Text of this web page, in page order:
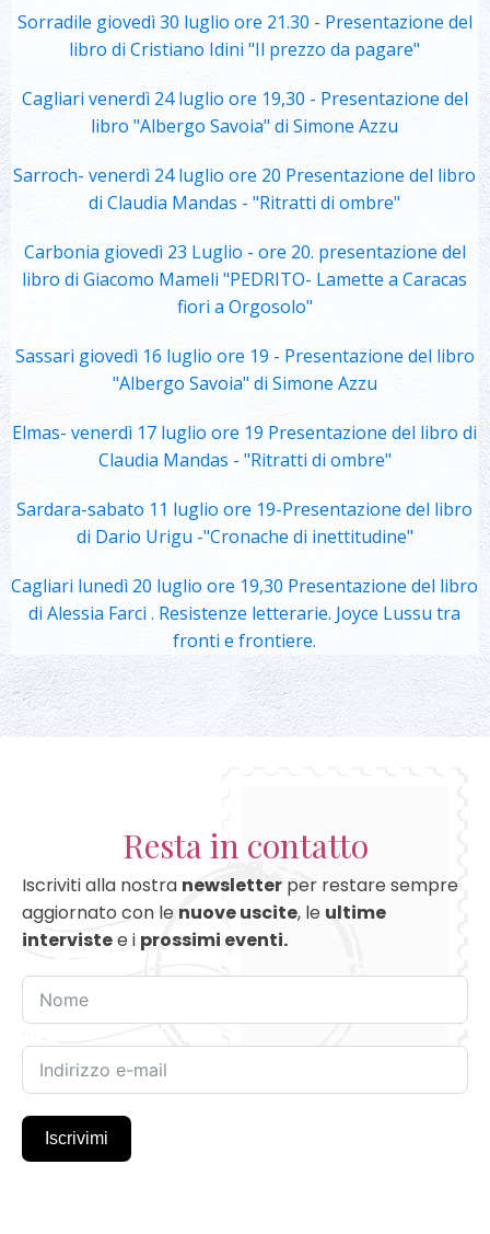
Sorradile giovedì 30 luglio ore 21.30 - Presentazione del
libro di Cristiano Idini "Il prezzo da pagare"
Cagliari venerdì 24 luglio ore 19,30 - Presentazione del
libro "Albergo Savoia" di Simone Azzu
Sarroch- venerdì 24 luglio ore 20 Presentazione del libro
di Claudia Mandas - "Ritratti di ombre"
Carbonia giovedì 23 Luglio - ore 20. presentazione del
libro di Giacomo Mameli "PEDRITO- Lamette a Caracas
fiori a Orgosolo"
Sassari giovedì 16 luglio ore 19 - Presentazione del libro
"Albergo Savoia" di Simone Azzu
Elmas- venerdì 17 luglio ore 19 Presentazione del libro di
Claudia Mandas - "Ritratti di ombre"
Sardara-sabato 11 luglio ore 19-Presentazione del libro
di Dario Urigu -"Cronache di inettitudine"
Cagliari lunedì 20 luglio ore 19,30 Presentazione del libro
di Alessia Farci . Resistenze letterarie. Joyce Lussu tra
fronti e frontiere.
Resta in contatto
Iscriviti alla nostra newsletter per restare sempre
aggiornato con le nuove uscite, le ultime
intervistee i prossimi eventi.
Iscrivimi